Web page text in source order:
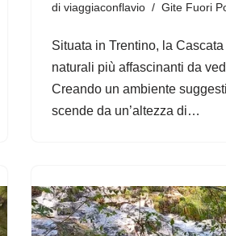
di viaggiaconflavio Gite Fuori
Situata in Trentino, la
naturali più affascinanti da
Creando un ambiente
scende da un’altezza di…